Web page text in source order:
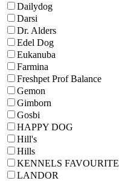
Dailydog
Darsi
Dr. Alders
Edel Dog
Eukanuba
Farmina
Freshpet Prof Balance
Gemon
Gimborn
Gosbi
HAPPY DOG
Hill's
Hills
KENNELS FAVOURITE
LANDOR